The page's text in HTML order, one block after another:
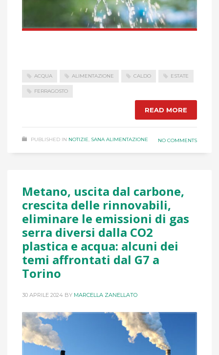
ACQUA ALIMENTAZIONE CALDO ESTATE
FERRAGOSTO
READ MORE
PUBLISHED IN NOTIZIE, SANA ALIMENTAZIONE NO COMMENTS
Metano, uscita dal carbone,
crescita delle rinnovabili,
eliminare le emissioni di gas
serra diversi dalla CO2
plastica e acqua: alcuni dei
temi affrontati dal G7 a
Torino
30 APRILE 2024 BY MARCELLA ZANELLATO